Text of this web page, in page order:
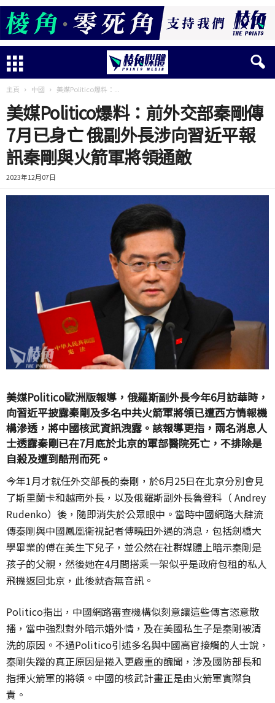
主頁 中國 美媒Politico爆料：...
美媒Politico爆料：前外交部秦剛傳
7月已身亡 俄副外長涉向習近平報
訊秦剛與火箭軍將領通敵
2023年12月07日
美媒Politico歐洲版報導，俄羅斯副外長今年6月訪華時，
向習近平披露秦剛及多名中共火箭軍將領已遭西方情報機
構滲透，將中國核武資訊洩露。該報導更指，兩名消息人
士透露秦剛已在7月底於北京的軍部醫院死亡，不排除是
自殺及遭到酷刑而死。
今年1月才就任外交部長的秦剛，於6月25日在北京分別會見
了斯里蘭卡和越南外長，以及俄羅斯副外長魯登科（ Andrey
Rudenko）後，隨即消失於公眾眼中。當時中國網路大肆流
傳秦剛與中國鳳凰衛視記者傅曉田外遇的消息，包括劍橋大
學畢業的傅在美生下兒子，並公然在社群媒體上暗示秦剛是
孩子的父親，然後她在4月間搭乘一架似乎是政府包租的私人
飛機返回北京，此後就杳無音訊。
Politico指出，中國網路審查機構似刻意讓這些傳言恣意散
播，當中強烈對外暗示婚外情，及在美國私生子是秦剛被清
洗的原因。不過Politico引述多名與中國高官接觸的人士說，
秦剛失蹤的真正原因是捲入更嚴重的醜聞，涉及國防部長和
指揮火箭軍的將領。中國的核武計畫正是由火箭軍實際負
責。